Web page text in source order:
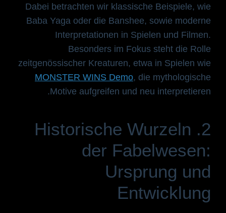
Dabei betrachten wir klassische Beispiele, wie
Baba Yaga oder die Banshee, sowie moderne
Interpretationen in Spielen und Filmen.
Besonders im Fokus steht die Rolle
zeitgenössischer Kreaturen, etwa in Spielen wie
MONSTER WINS Demo, die mythologische
Motive aufgreifen und neu interpretieren.
2. Historische Wurzeln
der Fabelwesen:
Ursprung und
Entwicklung